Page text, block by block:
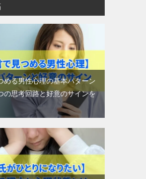
める男性心理の基本パターン
の思考回路と好意のサインを